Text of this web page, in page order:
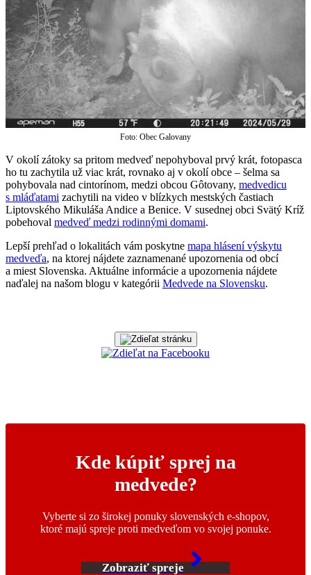
Foto: Obec Galovany
V okolí zátoky sa pritom medveď nepohyboval prvý krát, fotopasca
ho tu zachytila už viac krát, rovnako aj v okolí obce – šelma sa
pohybovala nad cintorínom, medzi obcou Gôtovany, medvedicu
s mláďatami zachytili na video v blízkych mestských častiach
Liptovského Mikuláša Andice a Benice. V susednej obci Svätý Kríž
pobehoval medveď medzi rodinnými domami.
Lepší prehľad o lokalitách vám poskytne mapa hlásení výskytu
medveďa, na ktorej nájdete zaznamenané upozornenia od obcí
a miest Slovenska. Aktuálne informácie a upozornenia nájdete
naďalej na našom blogu v kategórii Medvede na Slovensku.
Kde kúpiť sprej na
medvede?
Vyberte si zo širokej ponuky slovenských e-shopov,
ktoré majú spreje proti medveďom vo svojej ponuke.
Zobraziť spreje